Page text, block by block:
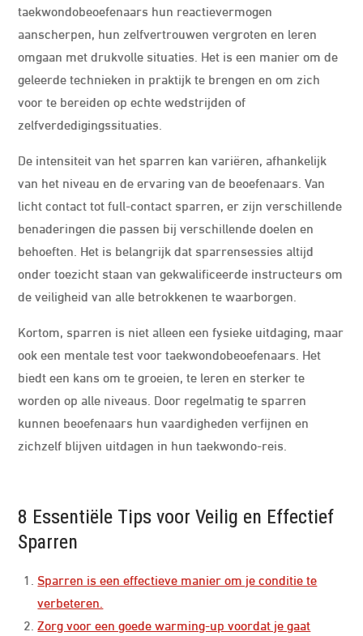
taekwondobeoefenaars hun reactievermogen
aanscherpen, hun zelfvertrouwen vergroten en leren
omgaan met drukvolle situaties. Het is een manier om de
geleerde technieken in praktijk te brengen en om zich
voor te bereiden op echte wedstrijden of
zelfverdedigingssituaties.
De intensiteit van het sparren kan variëren, afhankelijk
van het niveau en de ervaring van de beoefenaars. Van
licht contact tot full-contact sparren, er zijn verschillende
benaderingen die passen bij verschillende doelen en
behoeften. Het is belangrijk dat sparrensessies altijd
onder toezicht staan van gekwalificeerde instructeurs om
de veiligheid van alle betrokkenen te waarborgen.
Kortom, sparren is niet alleen een fysieke uitdaging, maar
ook een mentale test voor taekwondobeoefenaars. Het
biedt een kans om te groeien, te leren en sterker te
worden op alle niveaus. Door regelmatig te sparren
kunnen beoefenaars hun vaardigheden verfijnen en
zichzelf blijven uitdagen in hun taekwondo-reis.
8 Essentiële Tips voor Veilig en Effectief
Sparren
Sparren is een effectieve manier om je conditie te
verbeteren.
Zorg voor een goede warming-up voordat je gaat